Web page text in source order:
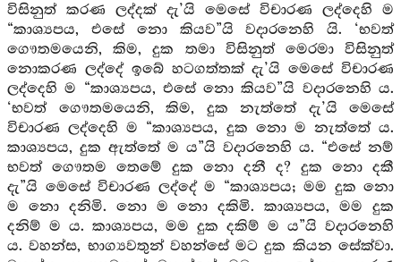
විසිනුත් කරණ ලද්දක් දැ’යි මෙසේ විචාරණ ලද්දෙහි ම
“කාශ්‍යපය, එසේ නො කියව”යි වදාරනෙහි යි. ‘භවත්
ගෞතමයෙනි, කිම, දුක තමා විසිනුත් මෙරමා විසිනුත්
නොකරණ ලද්දේ ඉබේ හටගත්තක් දැ’යි මෙසේ විචාරණ
ලද්දෙහි ම “කාශ්‍යපය, එසේ නො කියව”යි වදාරනෙහි ය.
‘භවත් ගෞතමයෙනි, කිම, දුක නැත්තේ දැ’යි මෙසේ
විචාරණ ලද්දෙහි ම “කාශ්‍යපය, දුක නො ම නැත්තේ ය.
කාශ්‍යපය, දුක ඇත්තේ ම ය”යි වදාරනෙහි ය. “එසේ නම්
භවත් ගෞතම තෙමේ දුක නො දනී ද? දුක නො දකී
දැ”යි මෙසේ විචාරණ ලද්දේ ම “කාශ්‍යපය; මම දුක නො
ම නො දනිමි. නො ම නො දකිමි. කාශ්‍යපය, මම දුක
දනිම් ම ය. කාශ්‍යපය, මම දුක දකිම් ම ය”යි වදාරනෙහි
ය. වහන්ස, භාග්‍යවතුන් වහන්සේ මට දුක කියන සේක්වා.